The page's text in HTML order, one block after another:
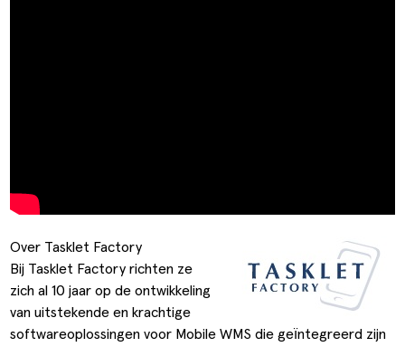
Over Tasklet Factory
Bij Tasklet Factory richten ze
zich al 10 jaar op de ontwikkeling
van uitstekende en krachtige
softwareoplossingen voor Mobile WMS die geïntegreerd zijn